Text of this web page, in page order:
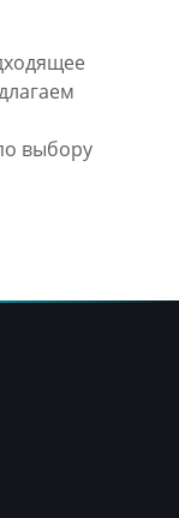
выбору